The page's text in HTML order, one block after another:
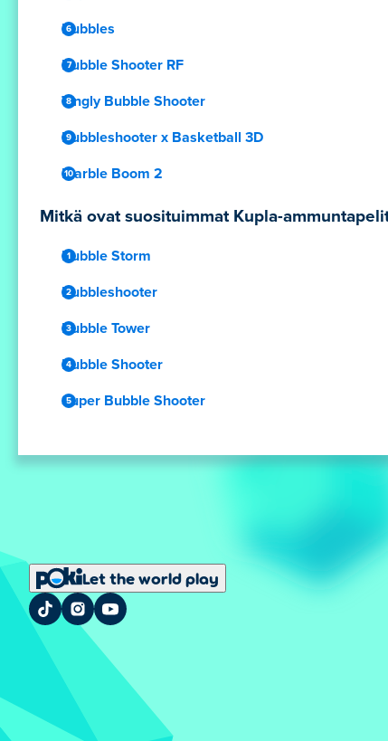
Bubbles
Bubble Shooter RF
Tingly Bubble Shooter
Bubbleshooter x Basketball 3D
Marble Boom 2
Mitkä ovat suosituimmat Kupla-
Bubble Storm
Bubbleshooter
Bubble Tower
Bubble Shooter
Super Bubble Shooter
Let the world play